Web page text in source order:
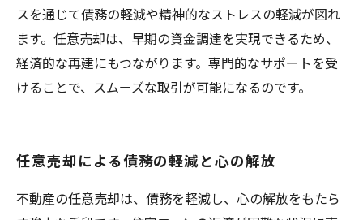
スを通じて債務の軽減や精神的なストレスの軽減が図れ
ます。任意売却は、早期の資金調達を実現できるため、
経済的な再建にもつながります。専門的なサポートを受
けることで、スムーズな取引が可能になるのです。
任意売却による債務の軽減と心の解放
不動産の任意売却は、債務を軽減し、心の解放をもたら